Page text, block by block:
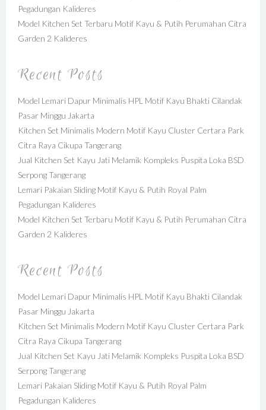
Pegadungan Kalideres
Model Kitchen Set Terbaru Motif Kayu & Putih Perumahan Citra
Garden 2 Kalideres
Recent Posts
Model Lemari Dapur Minimalis HPL Motif Kayu Bhakti Cilandak
Pasar Minggu Jakarta
Kitchen Set Minimalis Modern Motif Kayu Cluster Certara Park
Citra Raya Cikupa Tangerang
Jual Kitchen Set Kayu Jati Melamik Kompleks Puspita Loka BSD
Serpong Tangerang
Lemari Pakaian Sliding Motif Kayu & Putih Royal Palm
Pegadungan Kalideres
Model Kitchen Set Terbaru Motif Kayu & Putih Perumahan Citra
Garden 2 Kalideres
Recent Posts
Model Lemari Dapur Minimalis HPL Motif Kayu Bhakti Cilandak
Pasar Minggu Jakarta
Kitchen Set Minimalis Modern Motif Kayu Cluster Certara Park
Citra Raya Cikupa Tangerang
Jual Kitchen Set Kayu Jati Melamik Kompleks Puspita Loka BSD
Serpong Tangerang
Lemari Pakaian Sliding Motif Kayu & Putih Royal Palm
Pegadungan Kalideres